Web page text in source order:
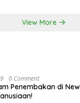
View More
0 Comment
Penembakan di